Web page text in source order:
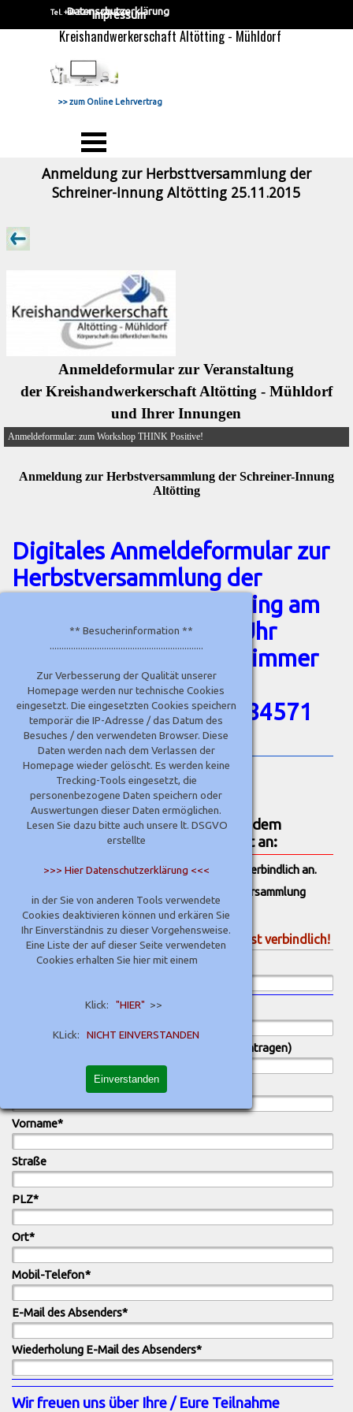
** Besucherinformation **
.................................................................
Zur Verbesserung der Qualität unserer
Homepage werden nur technische Cookies
eingesetzt. Die eingesetzten Cookies speichern
temporär die IP-Adresse / das Datum des
Besuches / den verwendeten Browser. Diese
Daten werden nach dem Verlassen der
Homepage wieder gelöscht. Es werden keine
Trecking-Tools eingesetzt, die
personenbezogene Daten speichern oder
Auswertungen dieser Daten ermöglichen.
Lesen Sie dazu bitte auch unsere lt. DSGVO
erstellte
>>> Hier Datenschutzerklärung <<<
in der Sie von anderen Tools verwendete
Cookies deaktivieren können und erkären Sie
Ihr Einverständnis zu dieser Vorgehensweise.
Eine Liste der auf dieser Seite verwendeten
Cookies erhalten Sie hier mit einem
Klick: "HIER" >>
KLick: NICHT EINVERSTANDEN
Einverstanden
Direkt zum Seiteninhalt
Tel. +49 52 41 - 220 23 0
Datenschutzerklärung
Impressum
Kreishandwerkerschaft Altötting - Mühldorf
>> zum Online Lehrvertrag
Anmeldung zur Herbsttversammlung der
Schreiner-Innung Altötting 25.11.2015
Anmeldeformular zur Veranstaltung
der Kreishandwerkerschaft Altötting - Mühldorf
und Ihrer Innungen
Anmeldeformular: zum Workshop THINK Positive!
Anmeldung zur Herbstversammlung der Schreiner-Innung
Altötting
Digitales Anmeldeformular zur
Herbstversammlung der
Schreiner-Innung Altötting am
25.11.2025 um 18:00 Uhr
Ort: Schreinerei Hölzlwimmer
GmbH
Eggenfeldener Str. 23, 84571
Reischach
Guten Tag dem Team der
Kreishandwerkerschaft,
hiermit melde ich mich verbindlich zu dem
angeboteten Lehrgang wie ausgefüllt an:
Ich melde mich zu folgenden Veranstaltungen verbindlich an.
2025-11-25-Anmeldeformular zur Herbstversammlung
der Schreiner-Innung Altötting
° Die Anmeldung zu dieser Veranstaltung ist verbindlich!
Datum der Anmeldung*
Wir kommen mit:: (bitte Anzahl der Personen eintragen)
Nachname (Anmeldender)*
Vorname*
Straße
PLZ*
Ort*
Mobil-Telefon*
E-Mail des Absenders*
Wiederholung E-Mail des Absenders*
Wir freuen uns über Ihre / Eure Teilnahme